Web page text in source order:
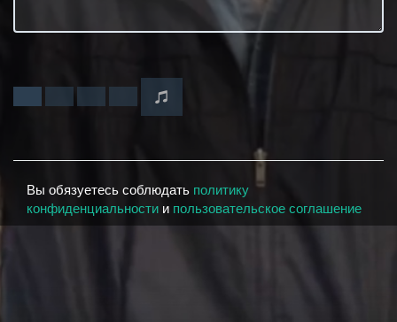
Вы обязуетесь соблюдать политику
конфиденциальности и пользовательское соглашение